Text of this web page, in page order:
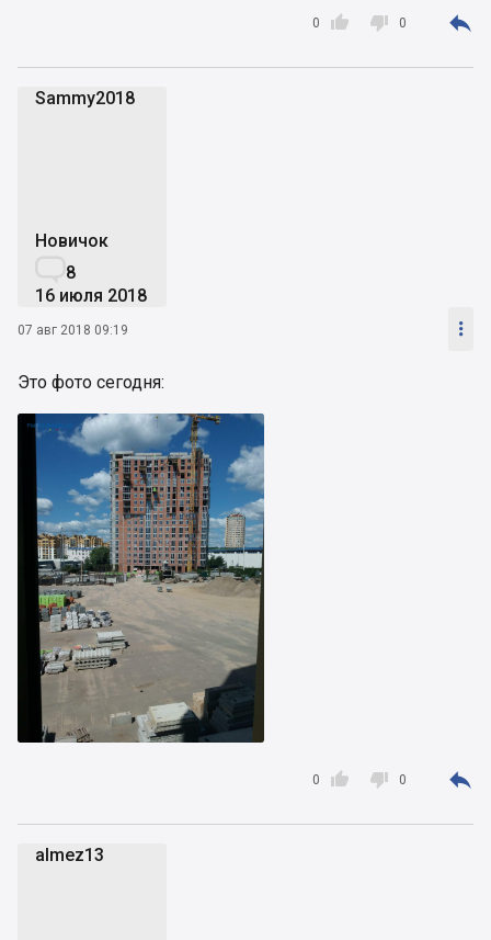

0  0 
Sammy2018
Новичок
8
16 июля 2018
07 авг 2018 09:19 
Это фото сегодня:

0  0 
almez13